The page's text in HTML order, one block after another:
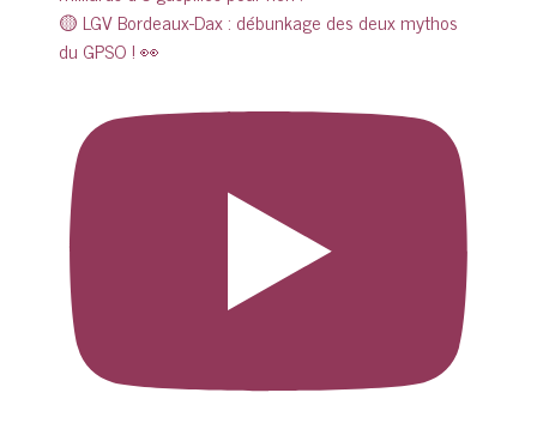
🟡 LGV Bordeaux-Dax : débunkage des deux mythos
du GPSO ! 👀